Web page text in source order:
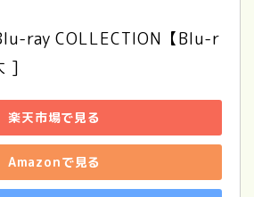
ray COLLECTION【Blu-r
]
楽天市場で見る
Amazonで見る